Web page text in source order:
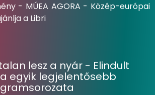
- MÚEA AGORA - Közép-európai
a Libri
lesz a nyár - Elindult
egyik legjelentősebb